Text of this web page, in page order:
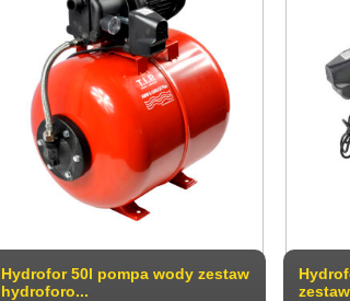
Hydrofor 50l pompa wody zestaw
hydroforo...